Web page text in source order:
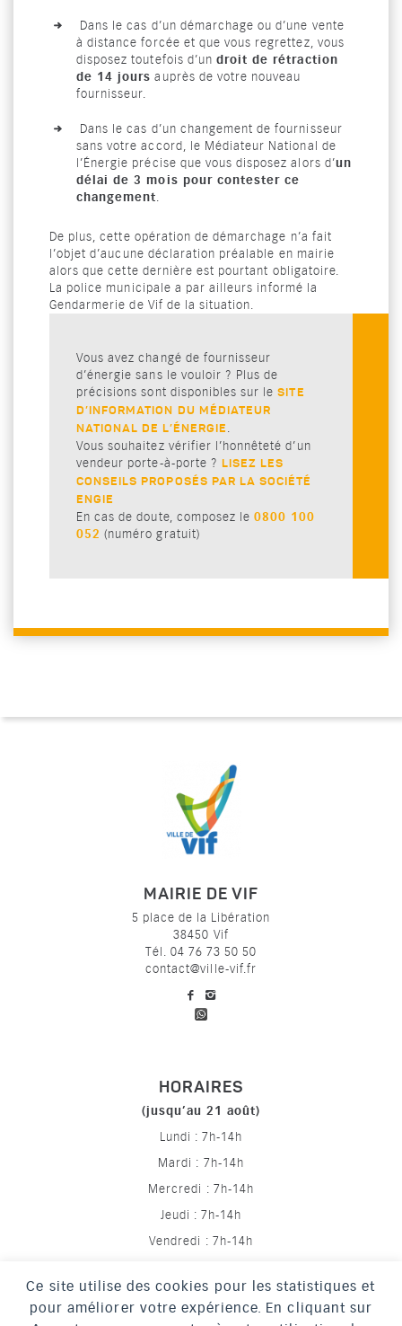
Ce site utilise des cookies pour les statistiques et
pour améliorer votre expérience. En cliquant sur
Dans le cas d’un démarchage ou d’une vente
à distance forcée et que vous regrettez, vous
disposez toutefois d’un droit de rétraction
de 14 jours auprès de votre nouveau
fournisseur.
Dans le cas d’un changement de fournisseur
sans votre accord, le Médiateur National de
l’Énergie précise que vous disposez alors d’un
délai de 3 mois pour contester ce
changement.
De plus, cette opération de démarchage n’a fait
l’objet d’aucune déclaration préalable en mairie
alors que cette dernière est pourtant obligatoire.
La police municipale a par ailleurs informé la
Gendarmerie de Vif de la situation.
Vous avez changé de fournisseur
d’énergie sans le vouloir ? Plus de
précisions sont disponibles sur leSITE
D’INFORMATION DU MÉDIATEUR
NATIONAL DE L’ÉNERGIE .
Vous souhaitez vérifier l’honnêteté d’un
vendeur porte-à-porte ?
LISEZ LES
CONSEILS PROPOSÉS PAR LA SOCIÉTÉ
ENGIE
En cas de doute, composez le0800 100
052 (numéro gratuit)
MAIRIE DE VIF
5 place de la Libération
38450 Vif
Tél. 04 76 73 50 50
contact@ville-vif.fr
voir notre page facebook
HORAIRES
(jusqu’au 21 août)
Lundi : 7h-14h
Mardi : 7h-14h
Mercredi : 7h-14h
Jeudi : 7h-14h
Vendredi : 7h-14h
Mentions légales